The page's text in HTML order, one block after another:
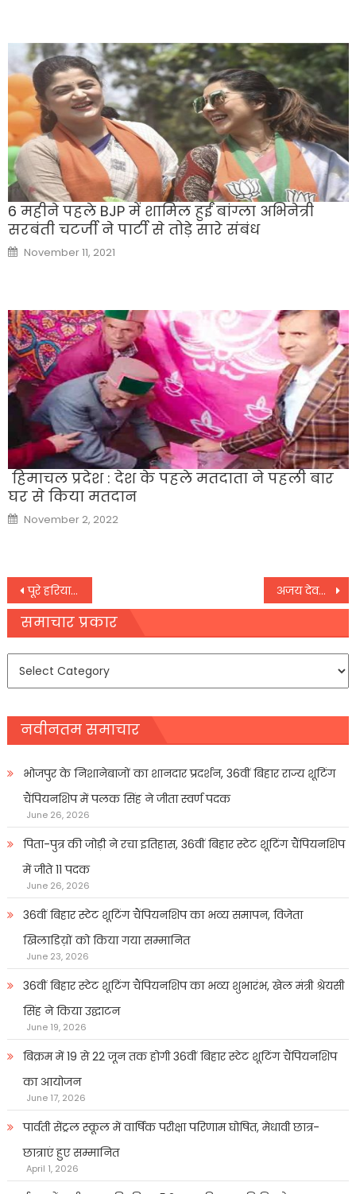
6 महीने पहले BJP में शामिल हुईं बांग्ला अभिनेत्री
सरबंती चटर्जी ने पार्टी से तोड़े सारे संंबंध
Posted
on
November 11, 2021
हिमाचल प्रदेश : देश के पहले मतदाता ने पहली बार
घर से किया मतदान
Posted
on
November 2, 2022
Post
navigation
पूरे हरियाणा में धारा-144, खट्टर सरकार बोली- हमारा ऑक्सीजन कोटा अब 232 मीट्रिक टन हुआ अजय देवगन ने कोविड-19 फैसिलिटी के निर्माण के लिए फिर बढ़ाया मदद का हाथ
समाचार प्रकार
नवीनतम समाचार
भोजपुर के निशानेबाजों का शानदार प्रदर्शन, 36वीं बिहार राज्य शूटिंग
चैंपियनशिप में पलक सिंह ने जीता स्वर्ण पदक
June 26, 2026
पिता-पुत्र की जोड़ी ने रचा इतिहास, 36वीं बिहार स्टेट शूटिंग चैंपियनशिप
में जीते 11 पदक
June 26, 2026
36वीं बिहार स्टेट शूटिंग चैंपियनशिप का भव्य समापन, विजेता
खिलाडिय़ों को किया गया सम्मानित
June 23, 2026
36वीं बिहार स्टेट शूटिंग चैंपियनशिप का भव्य शुभारंभ, खेल मंत्री श्रेयसी
सिंह ने किया उद्घाटन
June 19, 2026
बिक्रम में 19 से 22 जून तक होगी 36वीं बिहार स्टेट शूटिंग चैंपियनशिप
का आयोजन
June 17, 2026
पार्वती सेंट्रल स्कूल में वार्षिक परीक्षा परिणाम घोषित, मेधावी छात्र-
छात्राएं हुए सम्मानित
April 1, 2026